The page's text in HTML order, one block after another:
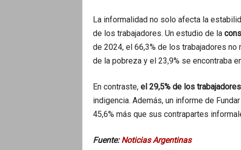
La informalidad no solo afecta la
de los trabajadores. Un estudio de la
de 2024, el 66,3% de los trabajadores
de la pobreza y el 23,9% se encontraba
En contraste,el 29,5% de los
indigencia. Además, un informe de
45,6% más que sus contrapartes
Fuente:Noticias Argentinas